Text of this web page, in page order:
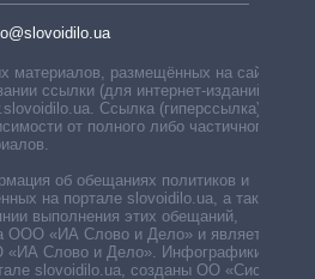
материалов, размещённых на сайте,
ссылки (для интернет-изданий —
Ссылка (гиперссылка)
от полного либо частичного
об обещаниях политиков и
на портале slovoidilo.ua, а также
выполнения этих обещаний,
ООО «ИА Слово и Дело» и является
«ИА Слово и Дело». Инфографики,
slovoidilo.ua, созданы ОО «Система